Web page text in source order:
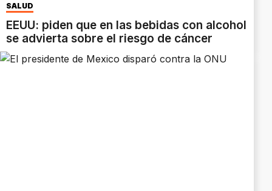
SALUD
EEUU: piden que en las bebidas con alcohol
se advierta sobre el riesgo de cáncer